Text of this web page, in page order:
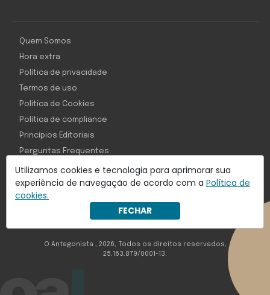
Utilizamos cookies e tecnologia para aprimorar sua
experiência de navegação de acordo com a Política de
cookies.
FECHAR
Com inteligência e tecnologia:
Object1ve - Marketing Solution
Quem Somos
Hora extra
Política de privacidade
Termos de uso
Política de Cookies
Política de compliance
Princípios Editoriais
Perguntas Frequentes
O Antagonista , 2026, Todos os direitos reservados,
25.163.879/0001-13.